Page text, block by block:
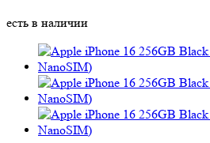
есть в наличии